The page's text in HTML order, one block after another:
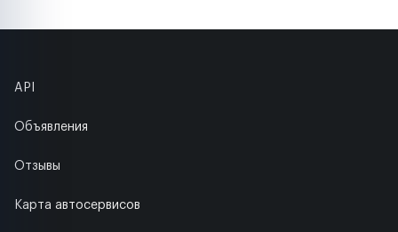
API
Объявления
Отзывы
Карта автосервисов